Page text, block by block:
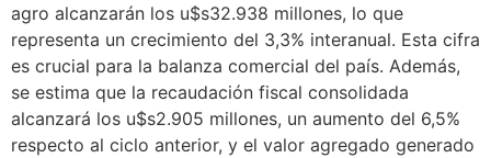
agro alcanzarán los u$s32.938 millones, lo que
representa un crecimiento del 3,3% interanual. Esta cifra
es crucial para la balanza comercial del país. Además,
se estima que la recaudación fiscal consolidada
alcanzará los u$s2.905 millones, un aumento del 6,5%
respecto al ciclo anterior, y el valor agregado generado